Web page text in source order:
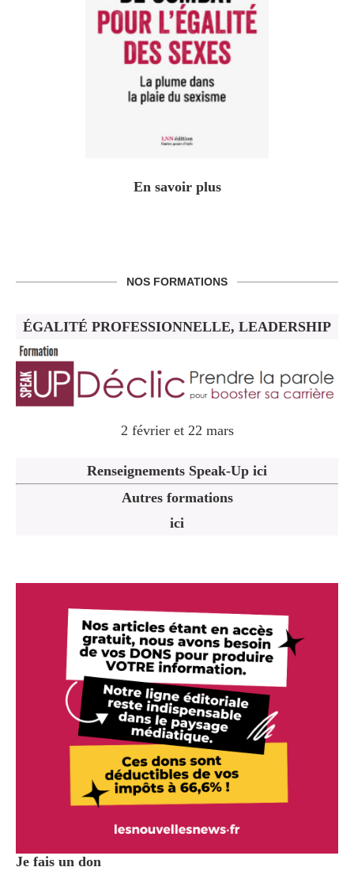
En savoir plus
NOS FORMATIONS
ÉGALITÉ PROFESSIONNELLE, LEADERSHIP
2 février et 22 mars
Renseignements Speak-Up ici
Autres formations
ici
Je fais un don